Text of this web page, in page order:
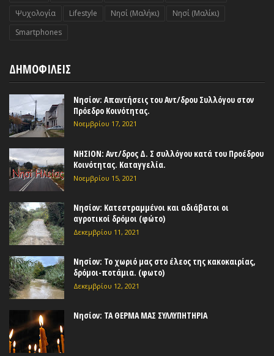
Ψυχολογία
Lifestyle Nησί (Μαλήκι)
Nησί (Μαλίκι)
Smartphones
ΔΗΜΟΦΙΛΕΙΣ
Νησίον: Απαντήσεις του Αντ/δρου Συλλόγου στον
Πρόεδρο Κοινότητας.
Νοεμβρίου 17, 2021
ΝΗΣΙΟΝ: Αντ/δρος Δ. Σ συλλόγου κατά του Προέδρου
Κοινότητας. Καταγγελία.
Νοεμβρίου 15, 2021
Νησίον: Κατεστραμμένοι και αδιάβατοι οι
αγροτικοί δρόμοι (φώτο)
Δεκεμβρίου 11, 2021
Νησίον: Το χωριό μας στο έλεος της κακοκαιρίας,
δρόμοι-ποτάμια. (φωτο)
Δεκεμβρίου 12, 2021
Νησίον: ΤΑ ΘΕΡΜΑ ΜΑΣ ΣΥΛΛΥΠΗΤΗΡΙΑ